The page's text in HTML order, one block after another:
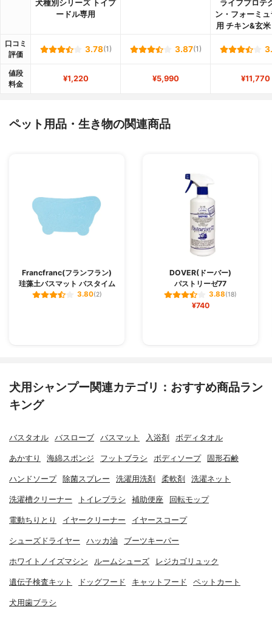
犬種別シリーズ トイプ
ードル専用
ライフプロテ
ン・フォーミュ
用 チキン&玄
口コミ
評価
3.78(1) 3.87(1)
値段
料金
¥1,220 ¥5,990 ¥11,770
ペット用品・生き物の関連商品
Francfranc(フランフラン)
珪藻土バスマット バスタイム
3.80(2)
DOVER(ドーバー)
パストリーゼ77
3.88(18)
¥740
犬用シャンプー関連カテゴリ：おすすめ商品ラン
キング
バスタオル バスローブ バスマット 入浴剤 ボディタオル
あかすり 海綿スポンジ フットブラシ ボディソープ 固形石鹸
ハンドソープ 除菌スプレー 洗濯用洗剤 柔軟剤 洗濯ネット
洗濯槽クリーナー トイレブラシ 補助便座 回転モップ
電動ちりとり イヤークリーナー イヤースコープ
シューズドライヤー ハッカ油 ブーツキーパー
ホワイトノイズマシン ルームシューズ レジカゴリュック
遺伝子検査キット ドッグフード キャットフード ペットカート
犬用歯ブラシ